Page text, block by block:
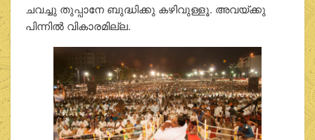
ചവച്ചു തുപ്പാനേ ബുദ്ധിക്കു കഴിവുള്ളൂ. അവയ്ക്കു
പിന്നില്‍ വികാരമില്ല.